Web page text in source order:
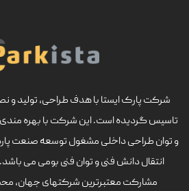
شرکت پارک ایستا با هدف طراحی، تولید و
تاسیس گردیده است. این شرکت با بهره
و توان طراحی داخلی مشغول توسعه صنعت
انتقال دانش فنی و توان فنی بومی می
مشارکت معتبرترین شرکتهای جهان،